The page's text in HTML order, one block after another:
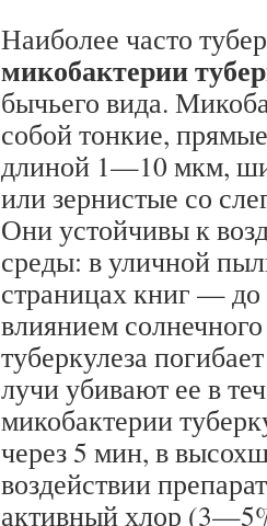
Наиболее часто
микобактерии
бычьего вида.
собой тонкие,
длиной 1—10 мкм,
или зернистые со
Они устойчивы к
среды: в уличной
страницах книг —
влиянием
туберкулеза
лучи убивают ее в
микобактерии
через 5 мин, в
воздействии
активный хлор